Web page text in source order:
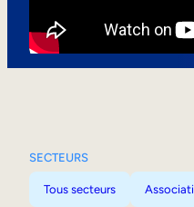
SECTEURS
Tous secteurs